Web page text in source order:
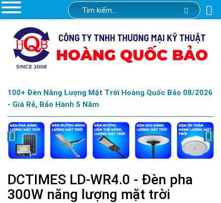
100+ Đèn Năng Lượng Mặt Trời Hoàng Quốc Bảo 08/2026
- Giá Rẻ, Bảo Hành 5 Năm
DCTIMES LD-WR4.0 - Đèn pha
300W năng lượng mặt trời